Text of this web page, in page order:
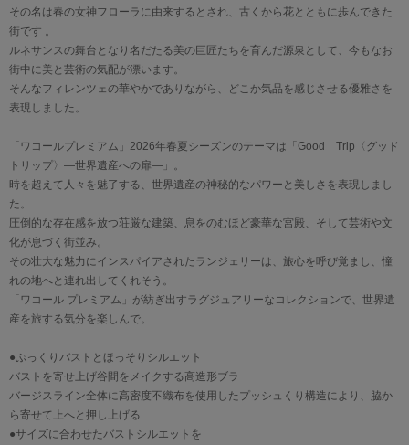
その名は春の女神フローラに由来するとされ、古くから花とともに歩んできた
街です 。
ルネサンスの舞台となり名だたる美の巨匠たちを育んだ源泉として、今もなお
街中に美と芸術の気配が漂います。
そんなフィレンツェの華やかでありながら、どこか気品を感じさせる優雅さを
表現しました。
「ワコールプレミアム」2026年春夏シーズンのテーマは「Good Trip〈グッド
トリップ〉―世界遺産への扉―」。
時を超えて人々を魅了する、世界遺産の神秘的なパワーと美しさを表現しまし
た。
圧倒的な存在感を放つ荘厳な建築、息をのむほど豪華な宮殿、そして芸術や文
化が息づく街並み。
その壮大な魅力にインスパイアされたランジェリーは、旅心を呼び覚まし、憧
れの地へと連れ出してくれそう。
「ワコール プレミアム」が紡ぎ出すラグジュアリーなコレクションで、世界遺
産を旅する気分を楽しんで。
●ぷっくりバストとほっそりシルエット
バストを寄せ上げ谷間をメイクする高造形ブラ
バージスライン全体に高密度不織布を使用したプッシュくり構造により、脇か
ら寄せて上へと押し上げる
●サイズに合わせたバストシルエットを